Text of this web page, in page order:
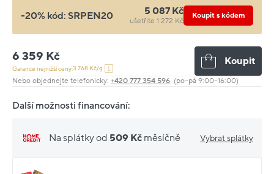
-20% kód: SRPEN20 5 087 Kč
ušetříte 1 272 Kč
Koupit s kódem
6 359 Kč
Garance nejnižší ceny:3 768 Kč/g
Koupit
Nebo objednejte telefonicky: +420 777 354 596 (po–pá 9:00–16:00)
Další možnosti financování:
Na splátky od 509 Kč měsíčně Vybrat splátky